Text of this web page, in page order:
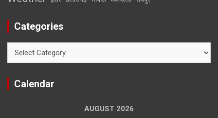
Categories
Calendar
AUGUST 2026